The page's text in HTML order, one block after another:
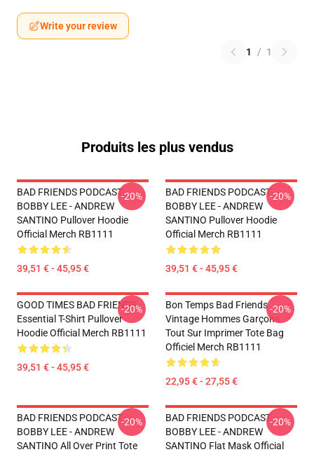
Write your review
1 / 1
Produits les plus vendus
BAD FRIENDS PODCAST -
BOBBY LEE - ANDREW
SANTINO Pullover Hoodie
Official Merch RB1111
39,51 € - 45,95 €
-20%
BAD FRIENDS PODCAST -
BOBBY LEE - ANDREW
SANTINO Pullover Hoodie
Official Merch RB1111
39,51 € - 45,95 €
-20%
GOOD TIMES BAD FRIENDS
Essential T-Shirt Pullover
Hoodie Official Merch RB1111
39,51 € - 45,95 €
-20%
Bon Temps Bad Friends
Vintage Hommes Garçons
Tout Sur Imprimer Tote Bag
Officiel Merch RB1111
22,95 € - 27,55 €
-20%
BAD FRIENDS PODCAST -
BOBBY LEE - ANDREW
SANTINO All Over Print Tote
-20%
BAD FRIENDS PODCAST -
BOBBY LEE - ANDREW
SANTINO Flat Mask Official
-20%